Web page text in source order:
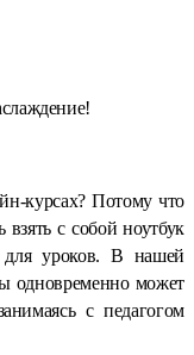
курсах? Потому что
с собой ноутбук
уроков. В нашей
одновременно может
с педагогом